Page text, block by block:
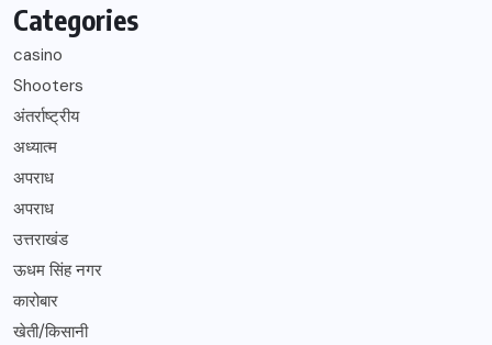
Categories
casino
Shooters
अंतर्राष्ट्रीय
अध्यात्म
अपराध
अपराध
उत्तराखंड
ऊधम सिंह नगर
कारोबार
खेती/किसानी